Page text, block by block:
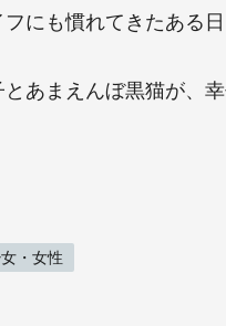
にも慣れてきたある
あまえんぼ黒猫が、
・女性